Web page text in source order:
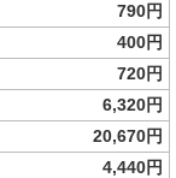
790円
400円
720円
6,320円
20,670円
4,440円